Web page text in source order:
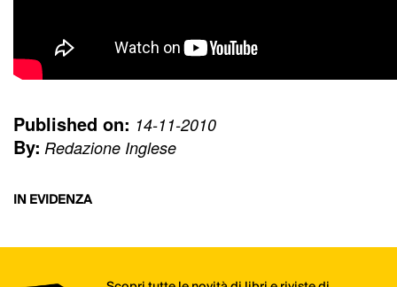
Published on: 14-11-2010
By: Redazione Inglese
IN EVIDENZA